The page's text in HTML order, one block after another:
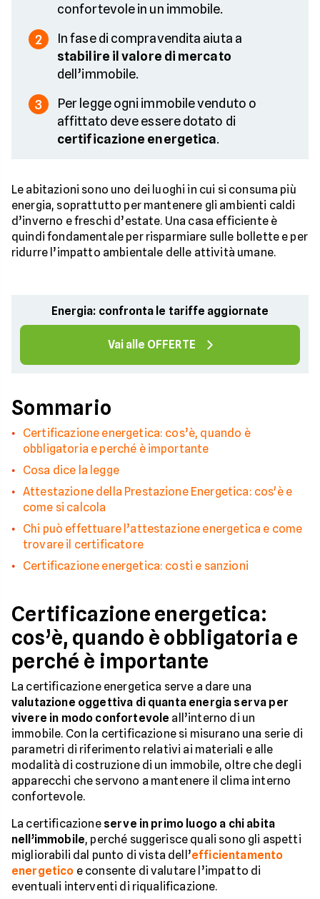
confortevole in un immobile.
2
In fase di compravendita aiuta a
stabilire il valore di mercato
dell’immobile.
3
Per legge ogni immobile venduto o
affittato deve essere dotato di
certificazione energetica.
Le abitazioni sono uno dei luoghi in cui si consuma più
energia, soprattutto per mantenere gli ambienti caldi
d’inverno e freschi d’estate. Una casa efficiente è
quindi fondamentale per risparmiare sulle bollette e per
ridurre l’impatto ambientale delle attività umane.
Energia: confronta le tariffe aggiornate
Vai alle OFFERTE
Sommario
Certificazione energetica: cos’è, quando è
obbligatoria e perché è importante
Cosa dice la legge
Attestazione della Prestazione Energetica: cos'è e
come si calcola
Chi può effettuare l’attestazione energetica e come
trovare il certificatore
Certificazione energetica: costi e sanzioni
Certificazione energetica:
cos’è, quando è obbligatoria e
perché è importante
La certificazione energetica serve a dare una
valutazione oggettiva di quanta energia serva per
vivere in modo confortevole all’interno di un
immobile. Con la certificazione si misurano una serie di
parametri di riferimento relativi ai materiali e alle
modalità di costruzione di un immobile, oltre che degli
apparecchi che servono a mantenere il clima interno
confortevole.
La certificazione serve in primo luogo a chi abita
nell’immobile, perché suggerisce quali sono gli aspetti
migliorabili dal punto di vista dell’efficientamento
energetico e consente di valutare l’impatto di
eventuali interventi di riqualificazione.